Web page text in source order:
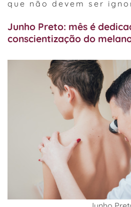
que não devem ser
Junho Preto: mês é
conscientização do